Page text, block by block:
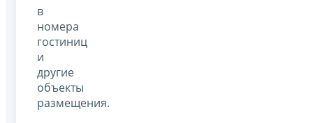
в
номера
гостиниц
и
другие
объекты
размещения.